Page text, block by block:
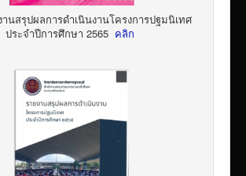
านสรุปผลการดำเนินงานโครงการปฐมนิเทศ
ประจำปีการศึกษา 2565 คลิก